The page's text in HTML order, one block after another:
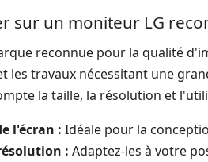
Affichage spécifique: Stand
Dimensions: 54.8x23x37.7
sur un moniteur LG
reconnue pour la qualité
les travaux nécessitant une
la taille, la résolution et
l'écran : Idéale pour la
: Adaptez-les à votre